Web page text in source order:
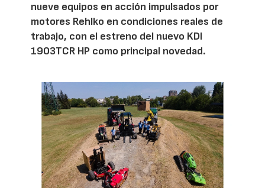
nueve equipos en acción impulsados por
motores Rehlko en condiciones reales de
trabajo, con el estreno del nuevo KDI
1903TCR HP como principal novedad.